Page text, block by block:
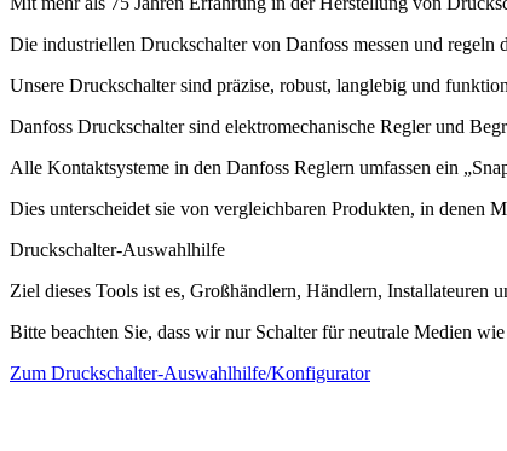
Die industriellen Druckschalter von Danfoss messen und
Unsere Druckschalter sind präzise, robust, langlebig und
Danfoss Druckschalter sind elektromechanische Regler und
Alle Kontaktsysteme in den Danfoss Reglern umfassen ein
Dies unterscheidet sie von vergleichbaren Produkten, in denen
Druckschalter-Auswahlhilfe
Ziel dieses Tools ist es, Großhändlern, Händlern, Installateuren
Bitte beachten Sie, dass wir nur Schalter für neutrale Medien
Zum Druckschalter-Auswahlhilfe/Konfigurator